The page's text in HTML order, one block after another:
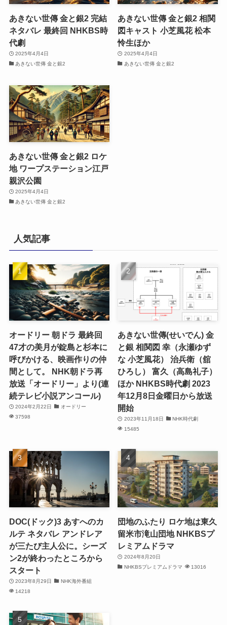
あきない世傳 金と銀2 完結
ネタバレ 最終回 NHKBS時
代劇
2025年4月4日
あきない世傳 金と銀2
あきない世傳 金と銀2 相関
図キャスト 小芝風花 松本
怜生ほか
2025年4月4日
あきない世傳 金と銀2
あきない世傳 金と銀2 ロケ
地 ワープステーション江戸
親沢公園
2025年4月4日
あきない世傳 金と銀2
人気記事
オードリー 朝ドラ 最終回
47才の美月が錠島と杉本に
呼びかける、映画作りの仲
間として。 NHK朝ドラ再
放送「オードリー」より(連
続テレビ小説アンコール)
2024年2月22日
オードリー
37598
あきない世傳(せいでん) 金
と銀 相関図 幸（永瀬ゆず
な 小芝風花） 治兵衛（舘
ひろし） 富久（高島礼子）
ほか NHKBS時代劇 2023
年12月8日金曜日から放送
開始
2023年11月18日
NHK時代劇
15485
DOC(ドック)3 あすへのカ
ルテ ネタバレ アンドレア
が三たび主人公に。シーズ
ン2が終わったところから
スタート
2023年8月29日
NHK海外番組
14218
団地のふたり ロケ地は東久
留米市滝山団地 NHKBSプ
レミアムドラマ
2024年8月20日
NHKBSプレミアムドラマ
13016